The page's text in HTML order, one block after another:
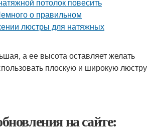
а ее высота оставляет желать
плоскую и широкую люстру
на сайте: